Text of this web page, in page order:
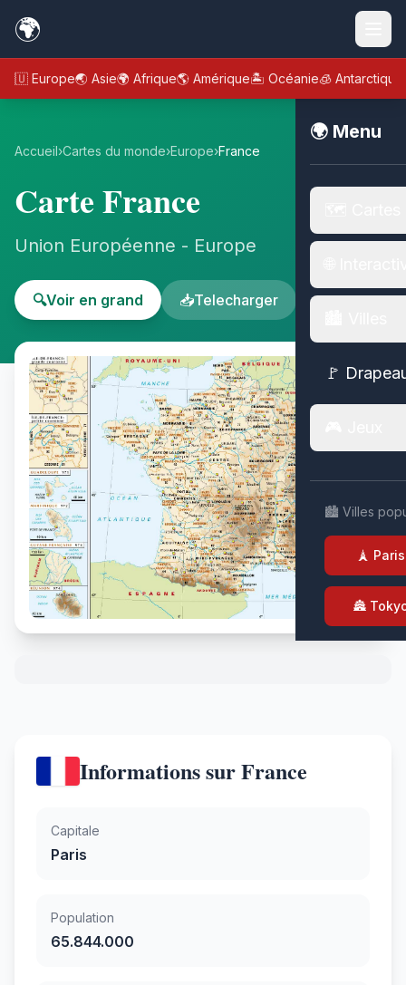
🌍
🇪🇺 Europe🌏 Asie🌍 Afrique🌎 Amérique🏝️ Océanie🧊 Antarctique
🌍 Menu
🚩
🏙️ Villes
🗼 Paris
🏯
Accueil›Cartes du monde›Europe›France
Carte France
Union Européenne - Europe
🔍Voir en grand 📥Telecharger
Informations sur France
Capitale
Paris
Population
65.844.000